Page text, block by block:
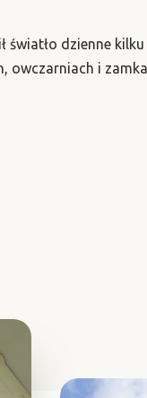
światło dzienne
owczarniach i